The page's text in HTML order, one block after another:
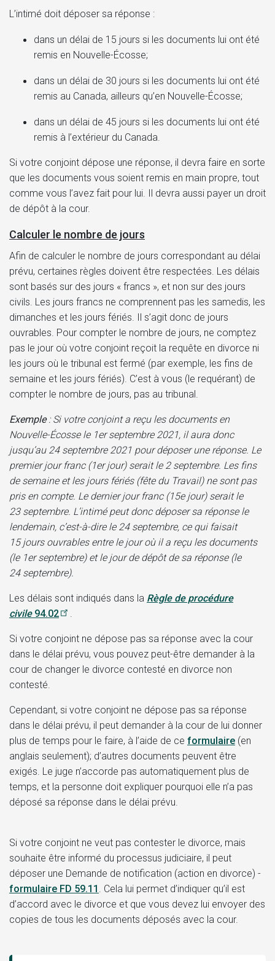
L’intimé doit déposer sa réponse :
dans un délai de 15 jours si les documents lui ont été
remis en Nouvelle-Écosse;
dans un délai de 30 jours si les documents lui ont été
remis au Canada, ailleurs qu’en Nouvelle-Écosse;
dans un délai de 45 jours si les documents lui ont été
remis à l’extérieur du Canada.
Si votre conjoint dépose une réponse, il devra faire en sorte
que les documents vous soient remis en main propre, tout
comme vous l’avez fait pour lui. Il devra aussi payer un droit
de dépôt à la cour.
Calculer le nombre de jours
Afin de calculer le nombre de jours correspondant au délai
prévu, certaines règles doivent être respectées. Les délais
sont basés sur des jours « francs », et non sur des jours
civils. Les jours francs ne comprennent pas les samedis, les
dimanches et les jours fériés. Il s’agit donc de jours
ouvrables. Pour compter le nombre de jours, ne comptez
pas le jour où votre conjoint reçoit la requête en divorce ni
les jours où le tribunal est fermé (par exemple, les fins de
semaine et les jours fériés). C’est à vous (le requérant) de
compter le nombre de jours, pas au tribunal.
Exemple : Si votre conjoint a reçu les documents en
Nouvelle-Écosse le 1er septembre 2021, il aura donc
jusqu’au 24 septembre 2021 pour déposer une réponse. Le
premier jour franc (1er jour) serait le 2 septembre. Les fins
de semaine et les jours fériés (fête du Travail) ne sont pas
pris en compte. Le dernier jour franc (15e jour) serait le
23 septembre. L’intimé peut donc déposer sa réponse le
lendemain, c’est-à-dire le 24 septembre, ce qui faisait
15 jours ouvrables entre le jour où il a reçu les documents
(le 1er septembre) et le jour de dépôt de sa réponse (le
24 septembre).
Les délais sont indiqués dans la Règle de procédure
civile94.02
Si votre conjoint ne dépose pas sa réponse avec la cour
dans le délai prévu, vous pouvez peut-être demander à la
cour de changer le divorce contesté en divorce non
contesté.
Cependant, si votre conjoint ne dépose pas sa réponse
dans le délai prévu, il peut demander à la cour de lui donner
plus de temps pour le faire, à l’aide de ce formulaire (en
anglais seulement); d’autres documents peuvent être
exigés. Le juge n’accorde pas automatiquement plus de
temps, et la personne doit expliquer pourquoi elle n’a pas
déposé sa réponse dans le délai prévu.
Si votre conjoint ne veut pas contester le divorce, mais
souhaite être informé du processus judiciaire, il peut
déposer une Demande de notification (action en divorce) -
formulaire FD 59.11
Cela lui permet d’indiquer qu’il est
d’accord avec le divorce et que vous devez lui envoyer des
copies de tous les documents déposés avec la cour.